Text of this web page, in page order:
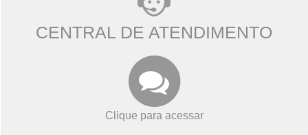
CENTRAL DE ATENDIMENTO
Clique para acessar